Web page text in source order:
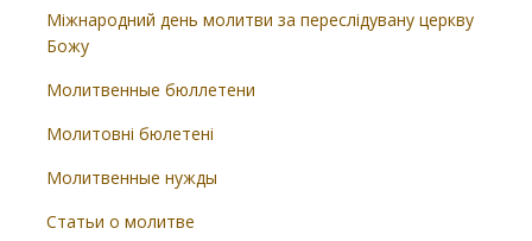
Міжнародний день молитви за переслідувану церкву
Божу
Молитвенные бюллетени
Молитовні бюлетені
Молитвенные нужды
Статьи о молитве